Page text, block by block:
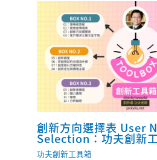
創新方向選擇表 User
Selection：功夫創新
功夫創新工具箱